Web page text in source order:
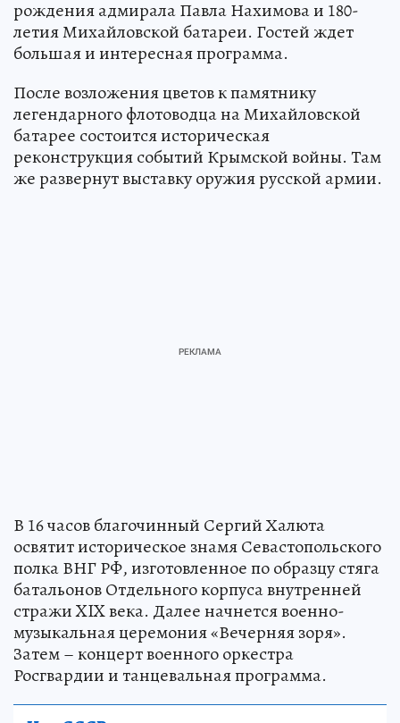
рождения адмирала Павла Нахимова и 180-
летия Михайловской батареи. Гостей ждет
большая и интересная программа.
После возложения цветов к памятнику
легендарного флотоводца на Михайловской
батарее состоится историческая
реконструкция событий Крымской войны. Там
же развернут выставку оружия русской армии.
В 16 часов благочинный Сергий Халюта
освятит историческое знамя Севастопольского
полка ВНГ РФ, изготовленное по образцу стяга
батальонов Отдельного корпуса внутренней
стражи XIX века. Далее начнется военно-
музыкальная церемония «Вечерняя зоря».
Затем – концерт военного оркестра
Росгвардии и танцевальная программа.